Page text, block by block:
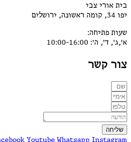
בית אורי צבי
יפו 34, קומה ראשונה, ירושלים
שעות פתיחה:
א',ג', ד', ה': 10:00-16:00
צור קשר
שליחה
Youtube Whatsapp Instagram